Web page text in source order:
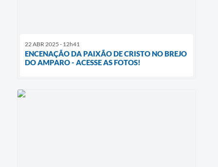
22 ABR 2025 - 12h41
ENCENAÇÃO DA PAIXÃO DE CRISTO NO BREJO
DO AMPARO - ACESSE AS FOTOS!